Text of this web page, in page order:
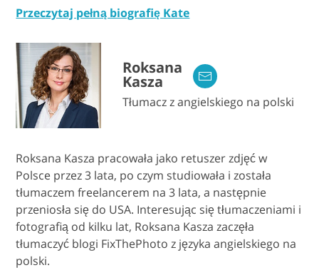
Przeczytaj pełną biografię Kate
Roksana
Kasza
Tłumacz z angielskiego na polski
Roksana Kasza pracowała jako retuszer zdjęć w
Polsce przez 3 lata, po czym studiowała i została
tłumaczem freelancerem na 3 lata, a następnie
przeniosła się do USA. Interesując się tłumaczeniami i
fotografią od kilku lat, Roksana Kasza zaczęła
tłumaczyć blogi FixThePhoto z języka angielskiego na
polski.